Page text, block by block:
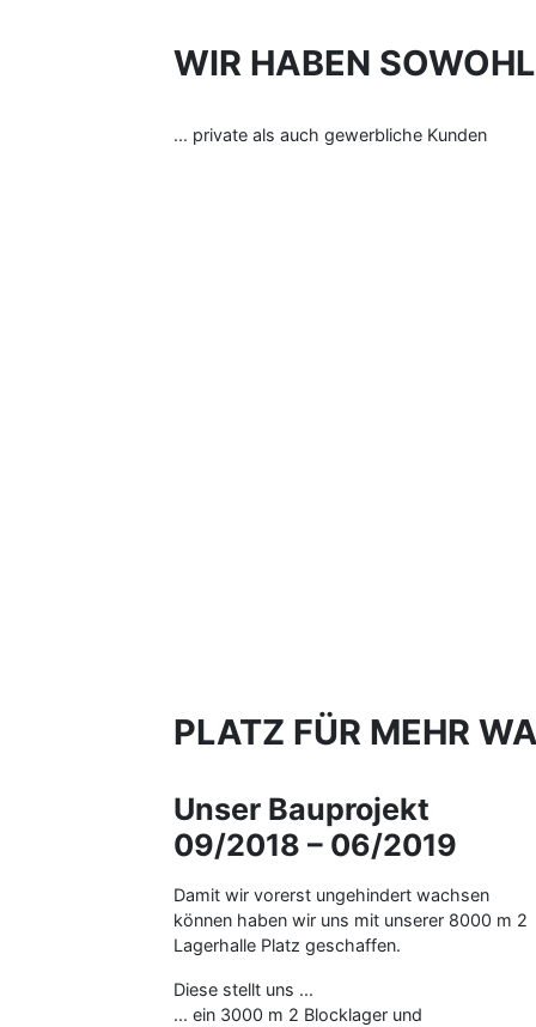
WIR HABEN
... private als auch gewerbliche Kunden
PLATZ FÜR MEHR
Unser Bauprojekt
09/2018 – 06/2019
Damit wir vorerst ungehindert wachsen
können haben wir uns mit unserer 8000 m 2
Lagerhalle Platz geschaffen.
Diese stellt uns ...
... ein 3000 m 2 Blocklager und